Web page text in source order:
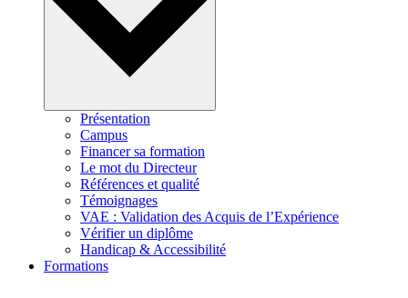
Présentation
Campus
Financer sa formation
Le mot du Directeur
Références et qualité
Témoignages
VAE : Validation des Acquis de l’Expérience
Vérifier un diplôme
Handicap & Accessibilité
Formations